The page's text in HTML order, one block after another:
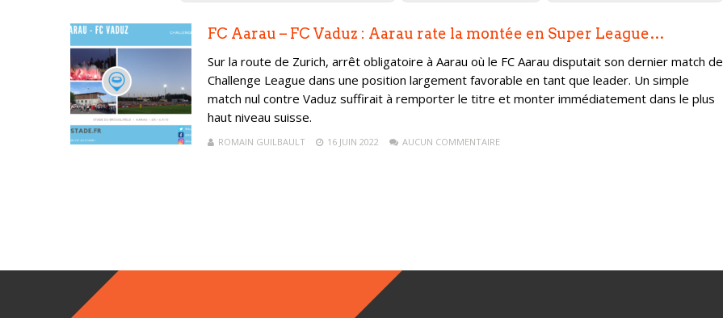
FC Aarau – FC Vaduz : Aarau rate la montée en Super League…
Sur la route de Zurich, arrêt obligatoire à Aarau où le FC Aarau disputait son dernier match de
Challenge League dans une position largement favorable en tant que leader. Un simple
match nul contre Vaduz suffirait à remporter le titre et monter immédiatement dans le plus
haut niveau suisse.
ROMAIN GUILBAULT 16 JUIN 2022 AUCUN COMMENTAIRE